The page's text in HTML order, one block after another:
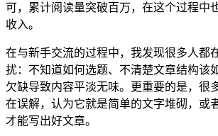
可，累计阅读量突破百万，在这个过程中
收入。
在与新手交流的过程中，我发现很多人都
扰：不知道如何选题、不清楚文章结构该
欠缺导致内容平淡无味。更重要的是，很
在误解，认为它就是简单的文字堆砌，或
才能写出好文章。